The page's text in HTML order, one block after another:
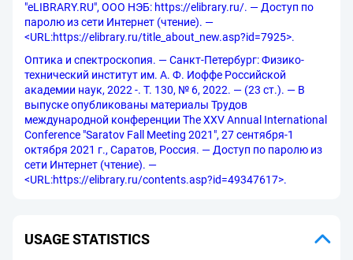
"eLIBRARY.RU", ООО НЭБ: https://elibrary.ru/. — Доступ по
паролю из сети Интернет (чтение). —
<URL:https://elibrary.ru/title_about_new.asp?id=7925>.
Оптика и спектроскопия. — Санкт-Петербург: Физико-
технический институт им. А. Ф. Иоффе Российской
академии наук, 2022 -. Т. 130, № 6, 2022. — (23 ст.). — В
выпуске опубликованы материалы Трудов
международной конференции The XXV Annual International
Conference "Saratov Fall Meeting 2021", 27 сентября-1
октября 2021 г., Саратов, Россия. — Доступ по паролю из
сети Интернет (чтение). —
<URL:https://elibrary.ru/contents.asp?id=49347617>.
USAGE STATISTICS